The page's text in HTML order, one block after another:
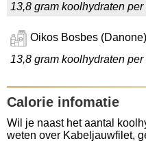
13,8 gram koolhydraten per
Oikos Bosbes (Danone)
13,8 gram koolhydraten per
Calorie infomatie
Wil je naast het aantal
weten over Kabeljauwfilet,